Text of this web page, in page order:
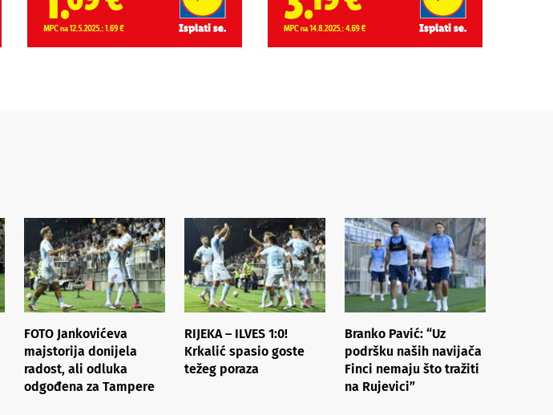
FOTO Jankovićeva
majstorija donijela
radost, ali odluka
odgođena za Tampere
RIJEKA – ILVES 1:0!
Krkalić spasio goste
težeg poraza
Branko Pavić: “Uz
podršku naših navijača
Finci nemaju što tražiti
na Rujevici”